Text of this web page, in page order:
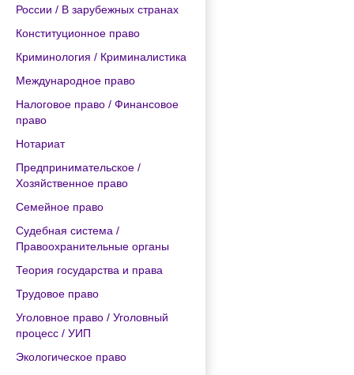
России / В зарубежных странах
Конституционное право
Криминология / Криминалистика
Международное право
Налоговое право / Финансовое
право
Нотариат
Предпринимательское /
Хозяйственное право
Семейное право
Судебная система /
Правоохранительные органы
Теория государства и права
Трудовое право
Уголовное право / Уголовный
процесс / УИП
Экологическое право